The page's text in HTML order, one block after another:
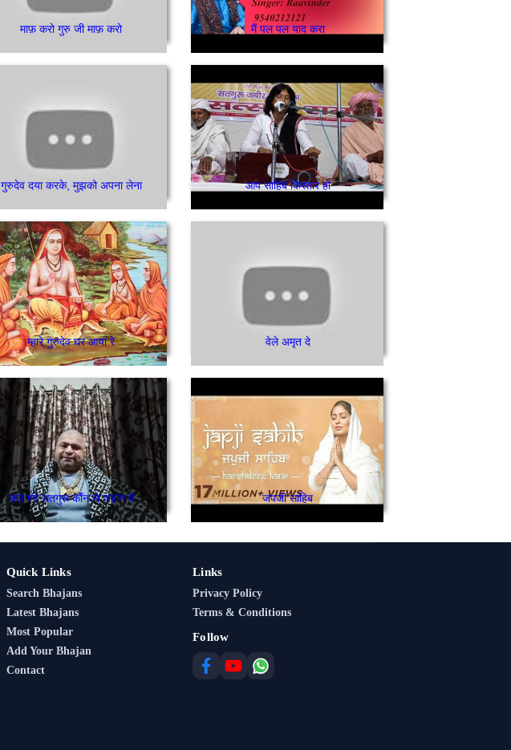
माफ़ करो गुरु जी माफ़ करो मैं पल पल याद करा
गुरुदेव दया करके, मुझको अपना लेना आप साहिब किरतार हो
म्हारे गुरुदेव घर आया रे वेले अमृत दे
चले गये सतगुरू कौंंन से जहांन में जपजी साहिब
Quick Links
Search Bhajans
Latest Bhajans
Most Popular
Add Your Bhajan
Contact
Links
Privacy Policy
Terms & Conditions
Follow